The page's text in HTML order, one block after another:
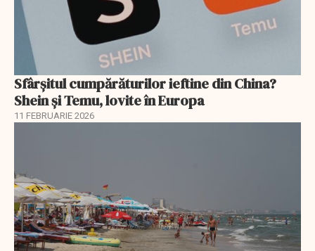
Sfârșitul cumpărăturilor ieftine din China?
Shein și Temu, lovite în Europa
11 FEBRUARIE 2026